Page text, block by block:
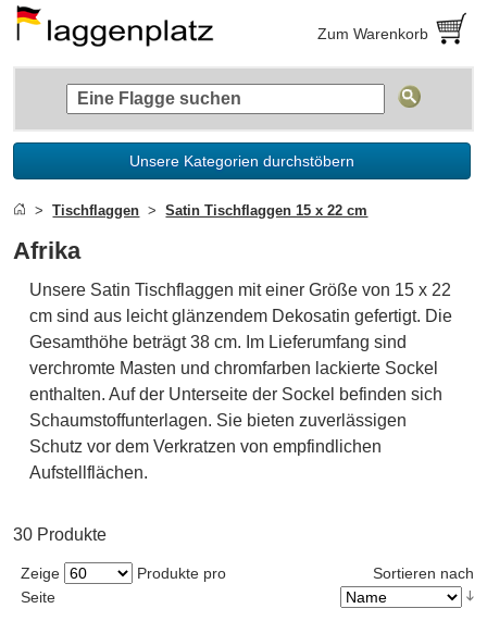
Zum Warenkorb
Unsere Kategorien durchstöbern
Tischflaggen Satin Tischflaggen 15 x 22 cm
Afrika
Unsere Satin Tischflaggen mit einer Größe von 15 x 22
cm sind aus leicht glänzendem Dekosatin gefertigt. Die
Gesamthöhe beträgt 38 cm. Im Lieferumfang sind
verchromte Masten und chromfarben lackierte Sockel
enthalten. Auf der Unterseite der Sockel befinden sich
Schaumstoffunterlagen. Sie bieten zuverlässigen
Schutz vor dem Verkratzen von empfindlichen
Aufstellflächen.
30 Produkte
Zeige
Produkte pro
Seite
Sortieren nach